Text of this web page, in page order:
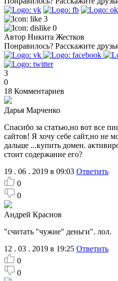
3
0
Автор Никита Жестков
Понравилось? Расскажите
3
0
18 Комментариев
Дарья Марченко
Спасибо за статью,но вот все
сайтов! Я хочу себе сайт,но не
дальше ...купить домен.
стоит содержание его?
19 . 06 . 2019 в 09:03 Ответить
0
0
Андрей Краснов
"считать "чужие" деньги". лол.
12 . 03 . 2019 в 19:25 Ответить
0
0